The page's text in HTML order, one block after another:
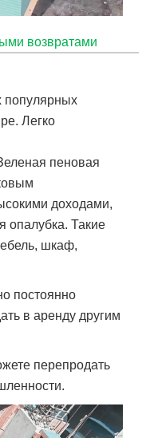
возвратами
популярных
Легко
пеновая
доходами,
опалубка. Такие
шкаф,
постоянно
в аренду другим
перепродать